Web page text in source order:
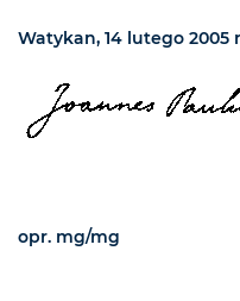
Watykan, 14 lutego 2005
opr. mg/mg